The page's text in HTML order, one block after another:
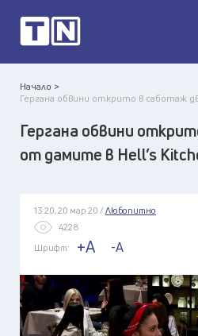
Начало >
Гергана обвини открито в саботаж
Гергана обвини
от дамите в Hell’s
13:20, 20 мар 20 / Любопитно
4228
Шрифт:
+A -A